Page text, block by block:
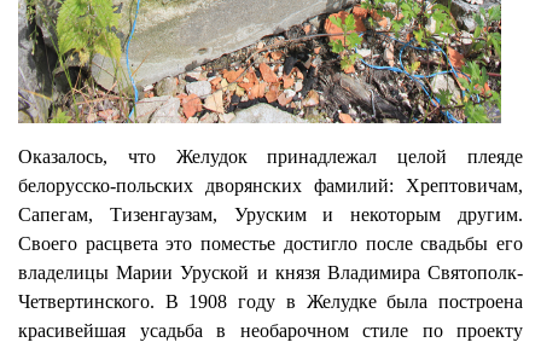
Оказалось, что Желудок принадлежал целой плеяде
белорусско-польских дворянских фамилий: Хрептовичам,
Сапегам, Тизенгаузам, Уруским и некоторым другим.
Своего расцвета это поместье достигло после свадьбы его
владелицы Марии Уруской и князя Владимира Святополк-
Четвертинского. В 1908 году в Желудке была построена
красивейшая усадьба в необарочном стиле по проекту